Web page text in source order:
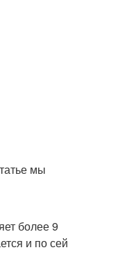
мы
более 9
и по сей